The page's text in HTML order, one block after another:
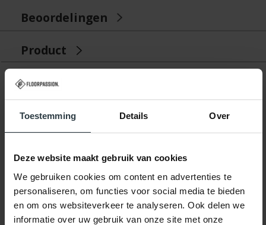
Toestemming Details Over
Deze website maakt gebruik van cookies
We gebruiken cookies om content en advertenties te
personaliseren, om functies voor social media te bieden
en om ons websiteverkeer te analyseren. Ook delen we
informatie over uw gebruik van onze site met onze
Beoordelingen
Product
Gerelateerde producten
-29%